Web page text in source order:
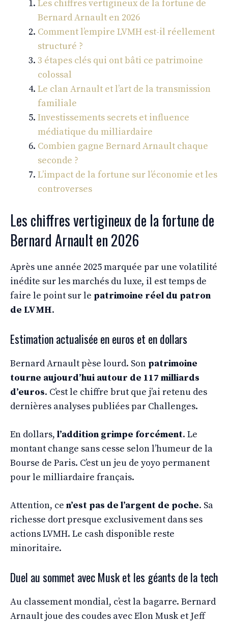
Les chiffres vertigineux de la fortune de
Bernard Arnault en 2026
Comment l’empire LVMH est-il réellement
structuré ?
3 étapes clés qui ont bâti ce patrimoine
colossal
Le clan Arnault et l’art de la transmission
familiale
Investissements secrets et influence
médiatique du milliardaire
Combien gagne Bernard Arnault chaque
seconde ?
L’impact de la fortune sur l’économie et les
controverses
Les chiffres vertigineux de la fortune de
Bernard Arnault en 2026
Après une année 2025 marquée par une volatilité
inédite sur les marchés du luxe, il est temps de
faire le point sur le patrimoine réel du patron
de LVMH.
Estimation actualisée en euros et en dollars
Bernard Arnault pèse lourd. Son patrimoine
tourne aujourd’hui autour de 117 milliards
d’euros. C’est le chiffre brut que j’ai retenu des
dernières analyses publiées par Challenges.
En dollars, l’addition grimpe forcément. Le
montant change sans cesse selon l’humeur de la
Bourse de Paris. C’est un jeu de yoyo permanent
pour le milliardaire français.
Attention, ce n’est pas de l’argent de poche. Sa
richesse dort presque exclusivement dans ses
actions LVMH. Le cash disponible reste
minoritaire.
Duel au sommet avec Musk et les géants de la tech
Au classement mondial, c’est la bagarre. Bernard
Arnault joue des coudes avec Elon Musk et Jeff